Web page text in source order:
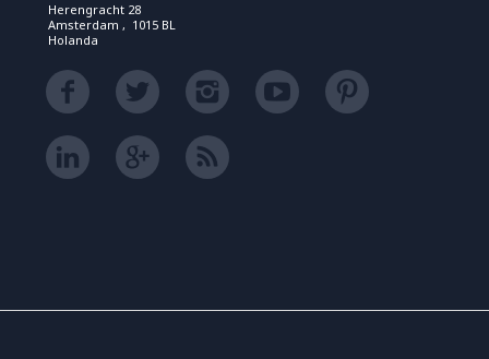
Herengracht 28
Amsterdam , 1015 BL
Holanda